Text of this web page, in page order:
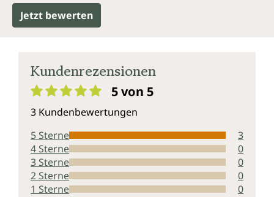
Jetzt bewerten
Kundenrezensionen
5 von 5
3 Kundenbewertungen
5 Sterne
3
4 Sterne
0
3 Sterne
0
2 Sterne
0
1 Sterne
0